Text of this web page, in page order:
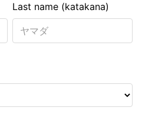
Last name (katakana)